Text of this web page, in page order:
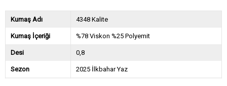
Kumaş Adı 4348 Kalite
Kumaş İçeriği %78 Viskon %25 Polyemit
Desi 0,8
Sezon 2025 İlkbahar Yaz